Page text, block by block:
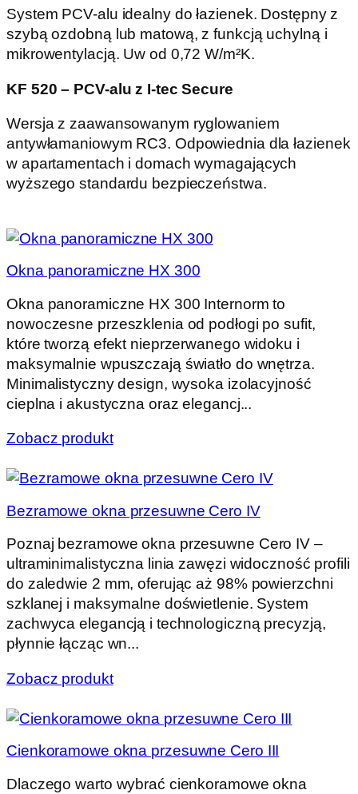
System PCV-alu idealny do łazienek. Dostępny z
szybą ozdobną lub matową, z funkcją uchylną i
mikrowentylacją. Uw od 0,72 W/m²K.
KF 520 – PCV-alu z I-tec Secure
Wersja z zaawansowanym ryglowaniem
antywłamaniowym RC3. Odpowiednia dla łazienek
w apartamentach i domach wymagających
wyższego standardu bezpieczeństwa.
Okna panoramiczne HX 300
Okna panoramiczne HX 300 Internorm to
nowoczesne przeszklenia od podłogi po sufit,
które tworzą efekt nieprzerwanego widoku i
maksymalnie wpuszczają światło do wnętrza.
Minimalistyczny design, wysoka izolacyjność
cieplna i akustyczna oraz elegancj...
Zobacz produkt
Bezramowe okna przesuwne Cero IV
Poznaj bezramowe okna przesuwne Cero IV –
ultraminimalistyczna linia zawęzi widoczność profili
do zaledwie 2 mm, oferując aż 98% powierzchni
szklanej i maksymalne doświetlenie. System
zachwyca elegancją i technologiczną precyzją,
płynnie łącząc wn...
Zobacz produkt
Cienkoramowe okna przesuwne Cero III
Dlaczego warto wybrać cienkoramowe okna